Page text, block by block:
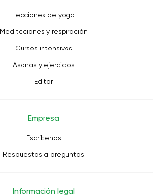
Lecciones de yoga
Meditaciones y respiración
Cursos intensivos
Asanas y ejercicios
Editor
Empresa
Escríbenos
Respuestas a preguntas
Información legal